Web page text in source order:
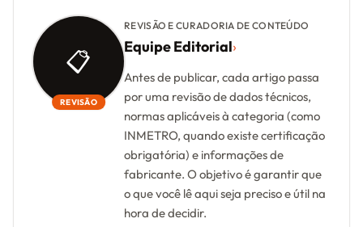
📋
REVISÃO
REVISÃO E CURADORIA DE CONTEÚDO
Equipe Editorial›
Antes de publicar, cada artigo passa
por uma revisão de dados técnicos,
normas aplicáveis à categoria (como
INMETRO, quando existe certificação
obrigatória) e informações de
fabricante. O objetivo é garantir que
o que você lê aqui seja preciso e útil na
hora de decidir.